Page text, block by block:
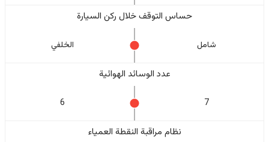
حساس التوقف خلال ركن السيارة
شامل الخلفي
عدد الوسائد الهوائية
7
6
نظام مراقبة النقطة العمياء